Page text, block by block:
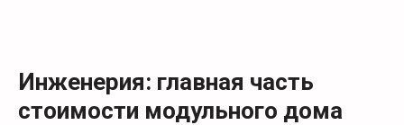
Инженерия: главная часть
стоимости модульного дома